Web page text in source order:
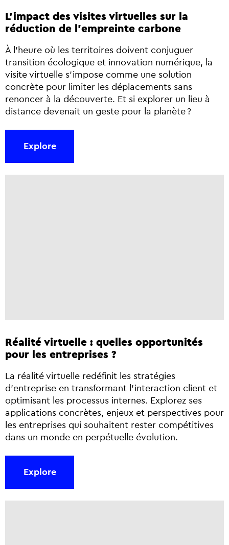
L'impact des visites virtuelles sur la
réduction de l'empreinte carbone
À l’heure où les territoires doivent conjuguer
transition écologique et innovation numérique, la
visite virtuelle s’impose comme une solution
concrète pour limiter les déplacements sans
renoncer à la découverte. Et si explorer un lieu à
distance devenait un geste pour la planète ?
Explore
Réalité virtuelle : quelles opportunités
pour les entreprises ?
La réalité virtuelle redéfinit les stratégies
d’entreprise en transformant l’interaction client et
optimisant les processus internes. Explorez ses
applications concrètes, enjeux et perspectives pour
les entreprises qui souhaitent rester compétitives
dans un monde en perpétuelle évolution.
Explore